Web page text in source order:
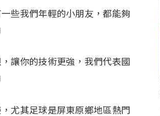
些我們年輕的小朋友，都能夠
讓你的技術更強，我們代表國
尤其足球是屏東原鄉地區熱門